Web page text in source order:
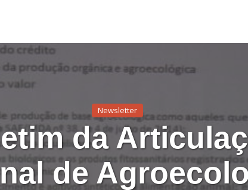
Newsletter
da
de